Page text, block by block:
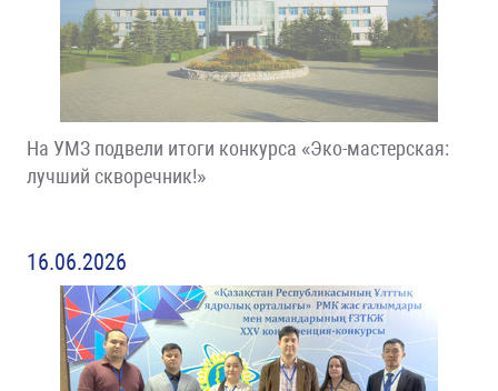
На УМЗ подвели итоги конкурса «Эко-мастерская:
лучший скворечник!»
16.06.2026